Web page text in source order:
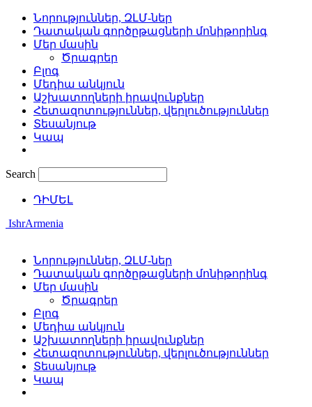
Նորություններ, ԶԼՄ-ներ
Դատական գործըթացների մոնիթորինգ
Մեր մասին
Ծրագրեր
Բլոգ
Մեդիա անկյուն
Աշխատողների իրավունքներ
Հետազոտություններ, վերլուծություններ
Տեսանյութ
Կապ
Search
ԴԻՄԵԼ
IshrArmenia
Նորություններ, ԶԼՄ-ներ
Դատական գործըթացների մոնիթորինգ
Մեր մասին
Ծրագրեր
Բլոգ
Մեդիա անկյուն
Աշխատողների իրավունքներ
Հետազոտություններ, վերլուծություններ
Տեսանյութ
Կապ